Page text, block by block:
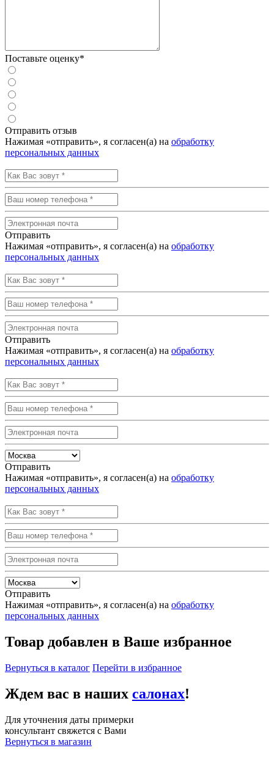
Поставьте оценку*
Отправить отзыв
Нажимая «отправить», я согласен(а) на обработку
персональных данных
Отправить
Нажимая «отправить», я согласен(а) на обработку
персональных данных
Отправить
Нажимая «отправить», я согласен(а) на обработку
персональных данных
Отправить
Нажимая «отправить», я согласен(а) на обработку
персональных данных
Отправить
Нажимая «отправить», я согласен(а) на обработку
персональных данных
Товар добавлен в Ваше избранное
Вернуться в каталог Перейти в избранное
Ждем вас в наших салонах!
Для уточнения даты примерки
консультант свяжется с Вами
Вернуться в магазин